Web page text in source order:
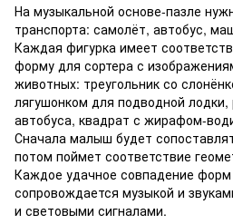
На музыкальной основе-пазле
транспорта: самолёт, автобус,
Каждая фигурка имеет
форму для сортера с
животных: треугольник со
лягушонком для подводной
автобуса, квадрат с жирафом-
Сначала малыш будет
потом поймет соответствие
Каждое удачное совпадение
сопровождается музыкой и
и световыми сигналами.